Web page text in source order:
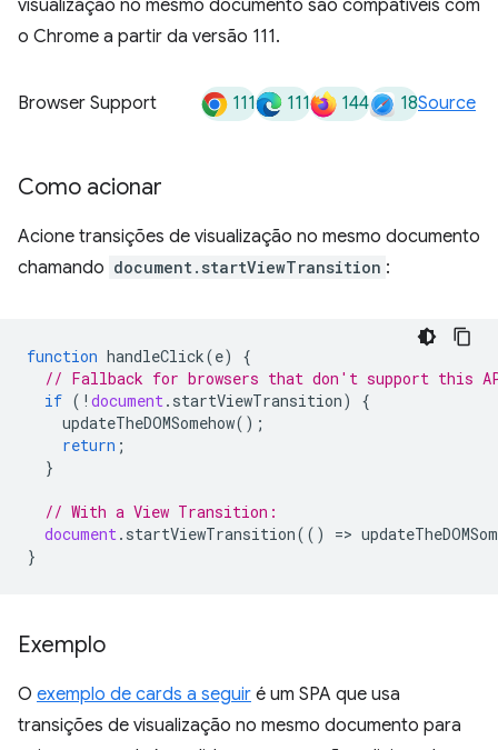
visualização no mesmo documento são compatíveis com
o Chrome a partir da versão 111.
Browser Support 111 111 144 18Source
Como acionar
Acione transições de visualização no mesmo documento
chamando document.startViewTransition :
function handleClick(e)
{
// Fallback for browsers that don't support this
if ( ! document. startViewTransition)
{
updateTheDOMSomehow();
return ;
}
// With a View Transition:
document. startViewTransition(() =>
}
Exemplo
O exemplo de cards a seguir é um SPA que usa
transições de visualização no mesmo documento para